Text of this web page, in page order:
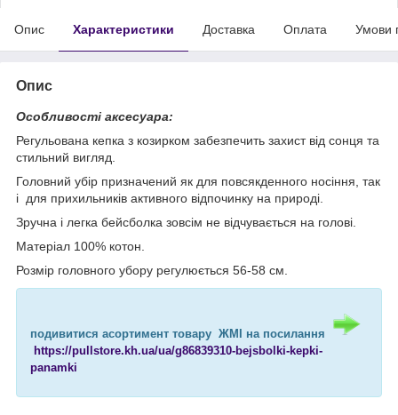
Опис Характеристики Доставка Оплата Умови
Опис
Особливості аксесуара:
Регульована кепка з козирком забезпечить захист від сонця та
стильний вигляд.
Головний убір призначений як для повсякденного носіння, так
і для прихильників активного відпочинку на природі.
Зручна і легка бейсболка зовсім не відчувається на голові.
Матеріал 100% котон.
Розмір головного убору регулюється 56-58 см.
подивитися асортимент товару ЖМІ на посилання
https://pullstore.kh.ua/ua/g86839310-bejsbolki-kepki-
panamki